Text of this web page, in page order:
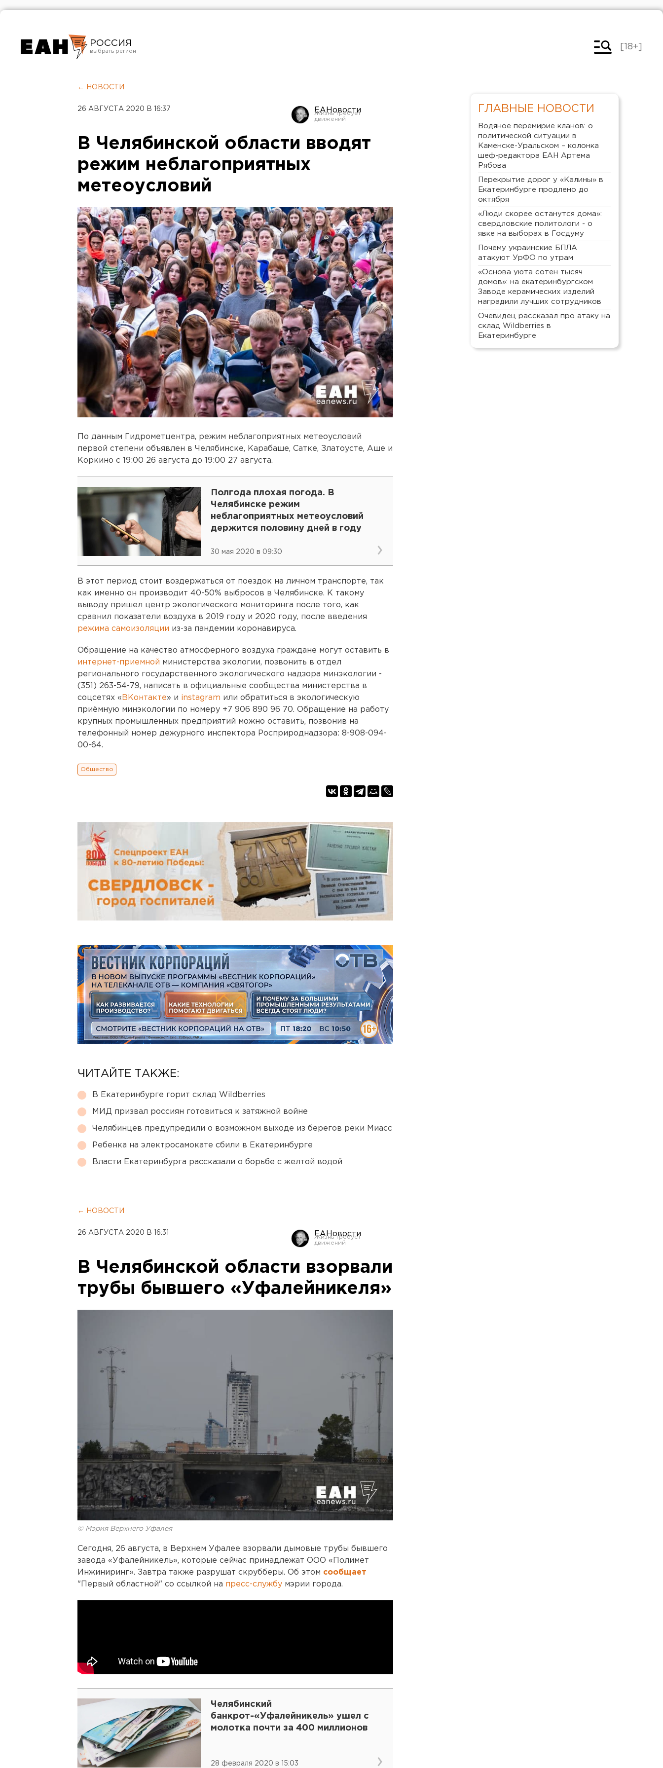
РОССИЯ
Челябинск
[18+]
← НОВОСТИ
26 АВГУСТА 2020 В 16:37 ЕАНовости
В Челябинской области вводят
режим неблагоприятных
метеоусловий
По данным Гидрометцентра, режим неблагоприятных метеоусловий
первой степени объявлен в Челябинске, Карабаше, Сатке, Златоусте, Аше и
Коркино с 19:00 26 августа до 19:00 27 августа.
Полгода плохая погода. В
Челябинске режим
неблагоприятных метеоусловий
держится половину дней в году
30 мая 2020 в 09:30
В этот период стоит воздержаться от поездок на личном транспорте, так
как именно он производит 40-50% выбросов в Челябинске. К такому
выводу пришел центр экологического мониторинга после того, как
сравнил показатели воздуха в 2019 году и 2020 году, после введения
режима самоизоляции из-за пандемии коронавируса.
Обращение на качество атмосферного воздуха граждане могут оставить в
интернет-приемной министерства экологии, позвонить в отдел
регионального государственного экологического надзора минэкологии -
(351) 263-54-79, написать в официальные сообщества министерства в
соцсетях « ВКонтакте» и instagram или обратиться в экологическую
приёмную минэкологии по номеру +7 906 890 96 70. Обращение на работу
крупных промышленных предприятий можно оставить, позвонив на
телефонный номер дежурного инспектора Росприроднадзора: 8-908-094-
00-64.
Общество
ЧИТАЙТЕ ТАКЖЕ:
В Екатеринбурге горит склад Wildberries
МИД призвал россиян готовиться к затяжной войне
Челябинцев предупредили о возможном выходе из берегов реки Миасс
Ребенка на электросамокате сбили в Екатеринбурге
Власти Екатеринбурга рассказали о борьбе с желтой водой
← НОВОСТИ
26 АВГУСТА 2020 В 16:31 ЕАНовости
В Челябинской области взорвали
трубы бывшего «Уфалейникеля»
© Мэрия Верхнего Уфалея
Сегодня, 26 августа, в Верхнем Уфалее взорвали дымовые трубы бывшего
завода «Уфалейникель», которые сейчас принадлежат ООО «Полимет
Инжиниринг». Завтра также разрушат скрубберы. Об этом сообщает
"Первый областной" со ссылкой на пресс-службу мэрии города.
Челябинский
банкрот-«Уфалейникель» ушел с
молотка почти за 400 миллионов
28 февраля 2020 в 15:03
ГЛАВНЫЕ НОВОСТИ
Водяное перемирие кланов: о
политической ситуации в
Каменске-Уральском – колонка
шеф-редактора ЕАН Артема
Рябова
Перекрытие дорог у «Калины» в
Екатеринбурге продлено до
октября
«Люди скорее останутся дома»:
свердловские политологи - о
явке на выборах в Госдуму
Почему украинские БПЛА
атакуют УрФО по утрам
«Основа уюта сотен тысяч
домов»: на екатеринбургском
Заводе керамических изделий
наградили лучших сотрудников
Очевидец рассказал про атаку на
склад Wildberries в
Екатеринбурге